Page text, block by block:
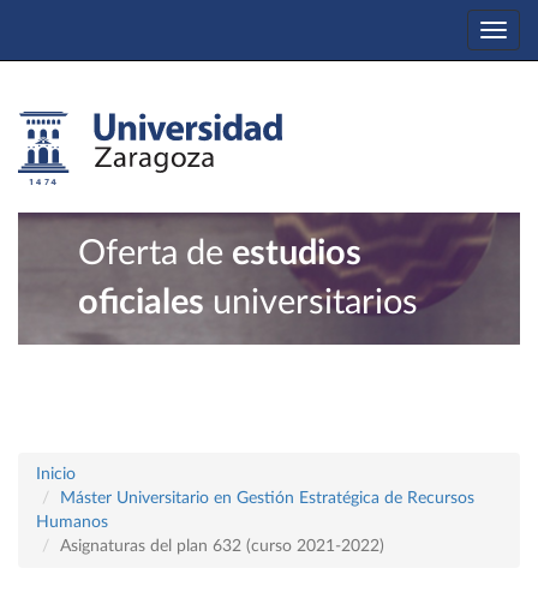
Oferta de estudios
oficiales universitarios
Inicio
Máster Universitario en Gestión Estratégica de Recursos
Humanos
Asignaturas del plan 632 (curso 2021-2022)